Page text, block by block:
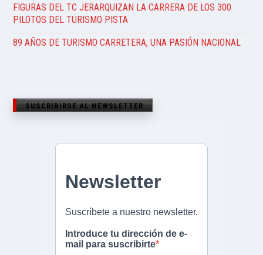
FIGURAS DEL TC JERARQUIZAN LA CARRERA DE LOS 300
PILOTOS DEL TURISMO PISTA
89 AÑOS DE TURISMO CARRETERA, UNA PASIÓN NACIONAL
SUSCRIBIRSE AL NEWSLETTER